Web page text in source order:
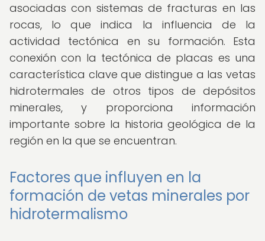
asociadas con sistemas de fracturas en las
rocas, lo que indica la influencia de la
actividad tectónica en su formación. Esta
conexión con la tectónica de placas es una
característica clave que distingue a las vetas
hidrotermales de otros tipos de depósitos
minerales, y proporciona información
importante sobre la historia geológica de la
región en la que se encuentran.
Factores que influyen en la
formación de vetas minerales por
hidrotermalismo